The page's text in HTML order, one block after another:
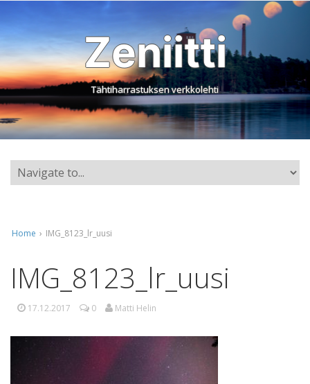
Zeniitti
Tähtiharrastuksen verkkolehti
Home › IMG_8123_lr_uusi
IMG_8123_lr_uusi
17.12.2017 0 Matti Helin